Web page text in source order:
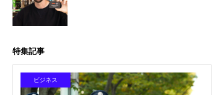
特集記事
ビジネス